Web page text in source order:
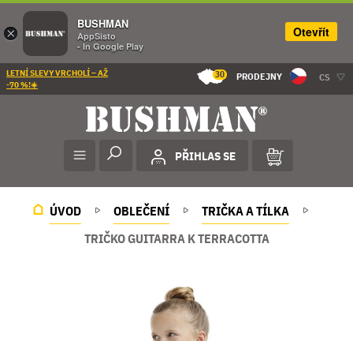
LETNÍ SLEVY VRCHOLÍ – AŽ
-70 %!☀️
30 PRODEJNY CS
PŘIHLAS SE
ÚVOD OBLEČENÍ
TRIČKA A TÍLKA
TRIČKO GUITARRA K TERRACOTTA
×
BUSHMAN
AppSisto
- In Google Play
Otevřít